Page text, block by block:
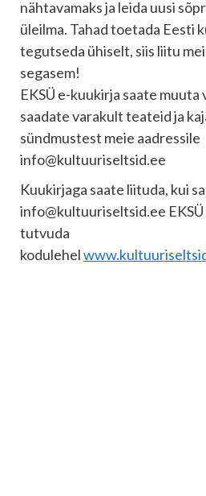
nähtavamaks ja leida uusi
üleilma. Tahad toetada Eesti
tegutseda ühiselt, siis liitu
segasem!
EKSÜ e-kuukirja saate muuta
saadate varakult teateid ja
sündmustest meie aadressile
info@kultuuriseltsid.ee
Kuukirjaga saate liituda, kui
info@kultuuriseltsid.ee
tutvuda
kodulehel